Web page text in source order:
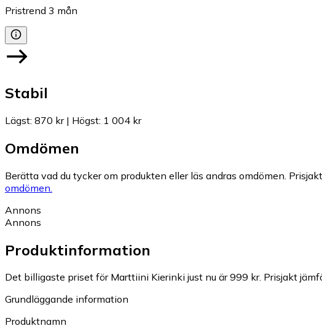
Pristrend 3 mån
Stabil
Lägst: 870 kr| Högst: 1 004 kr
Omdömen
Berätta vad du tycker om produkten eller läs andras omdömen.
omdömen.
Annons
Annons
Produktinformation
Det billigaste priset för Marttiini Kierinki just nu är 999 kr. Prisjakt
Grundläggande information
Produktnamn